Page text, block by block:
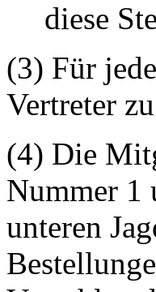
diese
(3) Für
Vertreter
(4) Die
Nummer 1
unteren